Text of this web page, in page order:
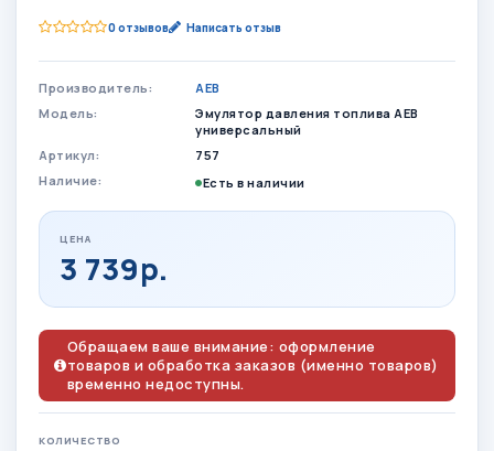
0 отзывов Написать отзыв
Производитель:
AEB
Модель:
Эмулятор давления топлива АЕВ
универсальный
Артикул:
757
Наличие:
Есть в наличии
ЦЕНА
3 739р.
Обращаем ваше внимание: оформление
товаров и обработка заказов (именно товаров)
временно недоступны.
КОЛИЧЕСТВО